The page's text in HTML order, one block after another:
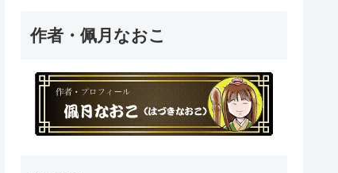
作者・佩月なおこ